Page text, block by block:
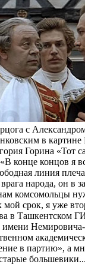
с
в картине
Горина «Тот
конце концов я
линия
народа, он в
комсомольцы
мой срок, я уже
в Ташкентском
Немировича-
в партию», а